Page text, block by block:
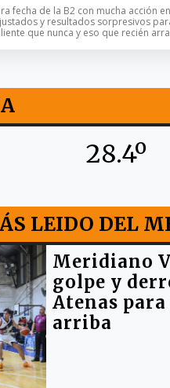
fecha de la B2 con mucha acción
y resultados sorpresivos
que nunca y eso que recién
28.4º
LEIDO DEL
Meridiano
golpe y
Atenas
arriba